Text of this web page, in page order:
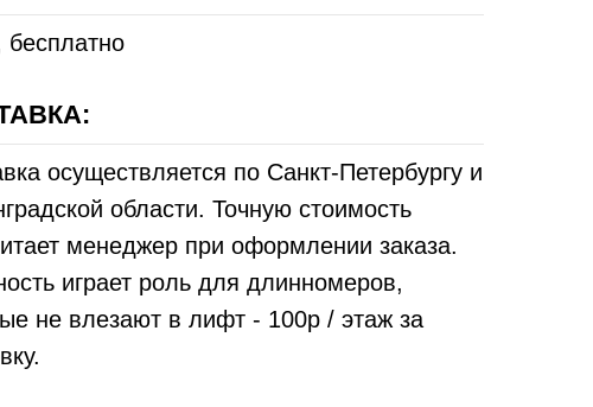
бесплатно
осуществляется по Санкт-Петербургу и
области. Точную стоимость
менеджер при оформлении заказа.
играет роль для длинномеров,
не влезают в лифт - 100р / этаж за